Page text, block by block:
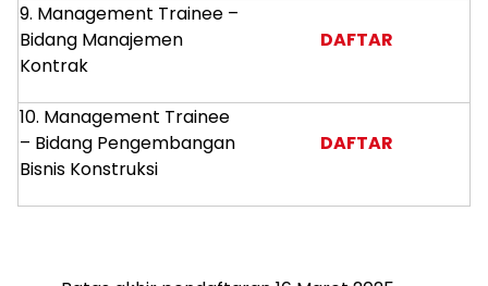
9. Management Trainee –
Bidang Manajemen
Kontrak
DAFTAR
10. Management Trainee
– Bidang Pengembangan
Bisnis Konstruksi
DAFTAR